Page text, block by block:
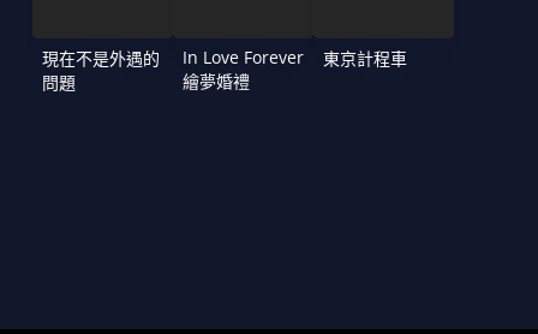
現在不是外遇的
問題
In Love Forever
繪夢婚禮
東京計程車